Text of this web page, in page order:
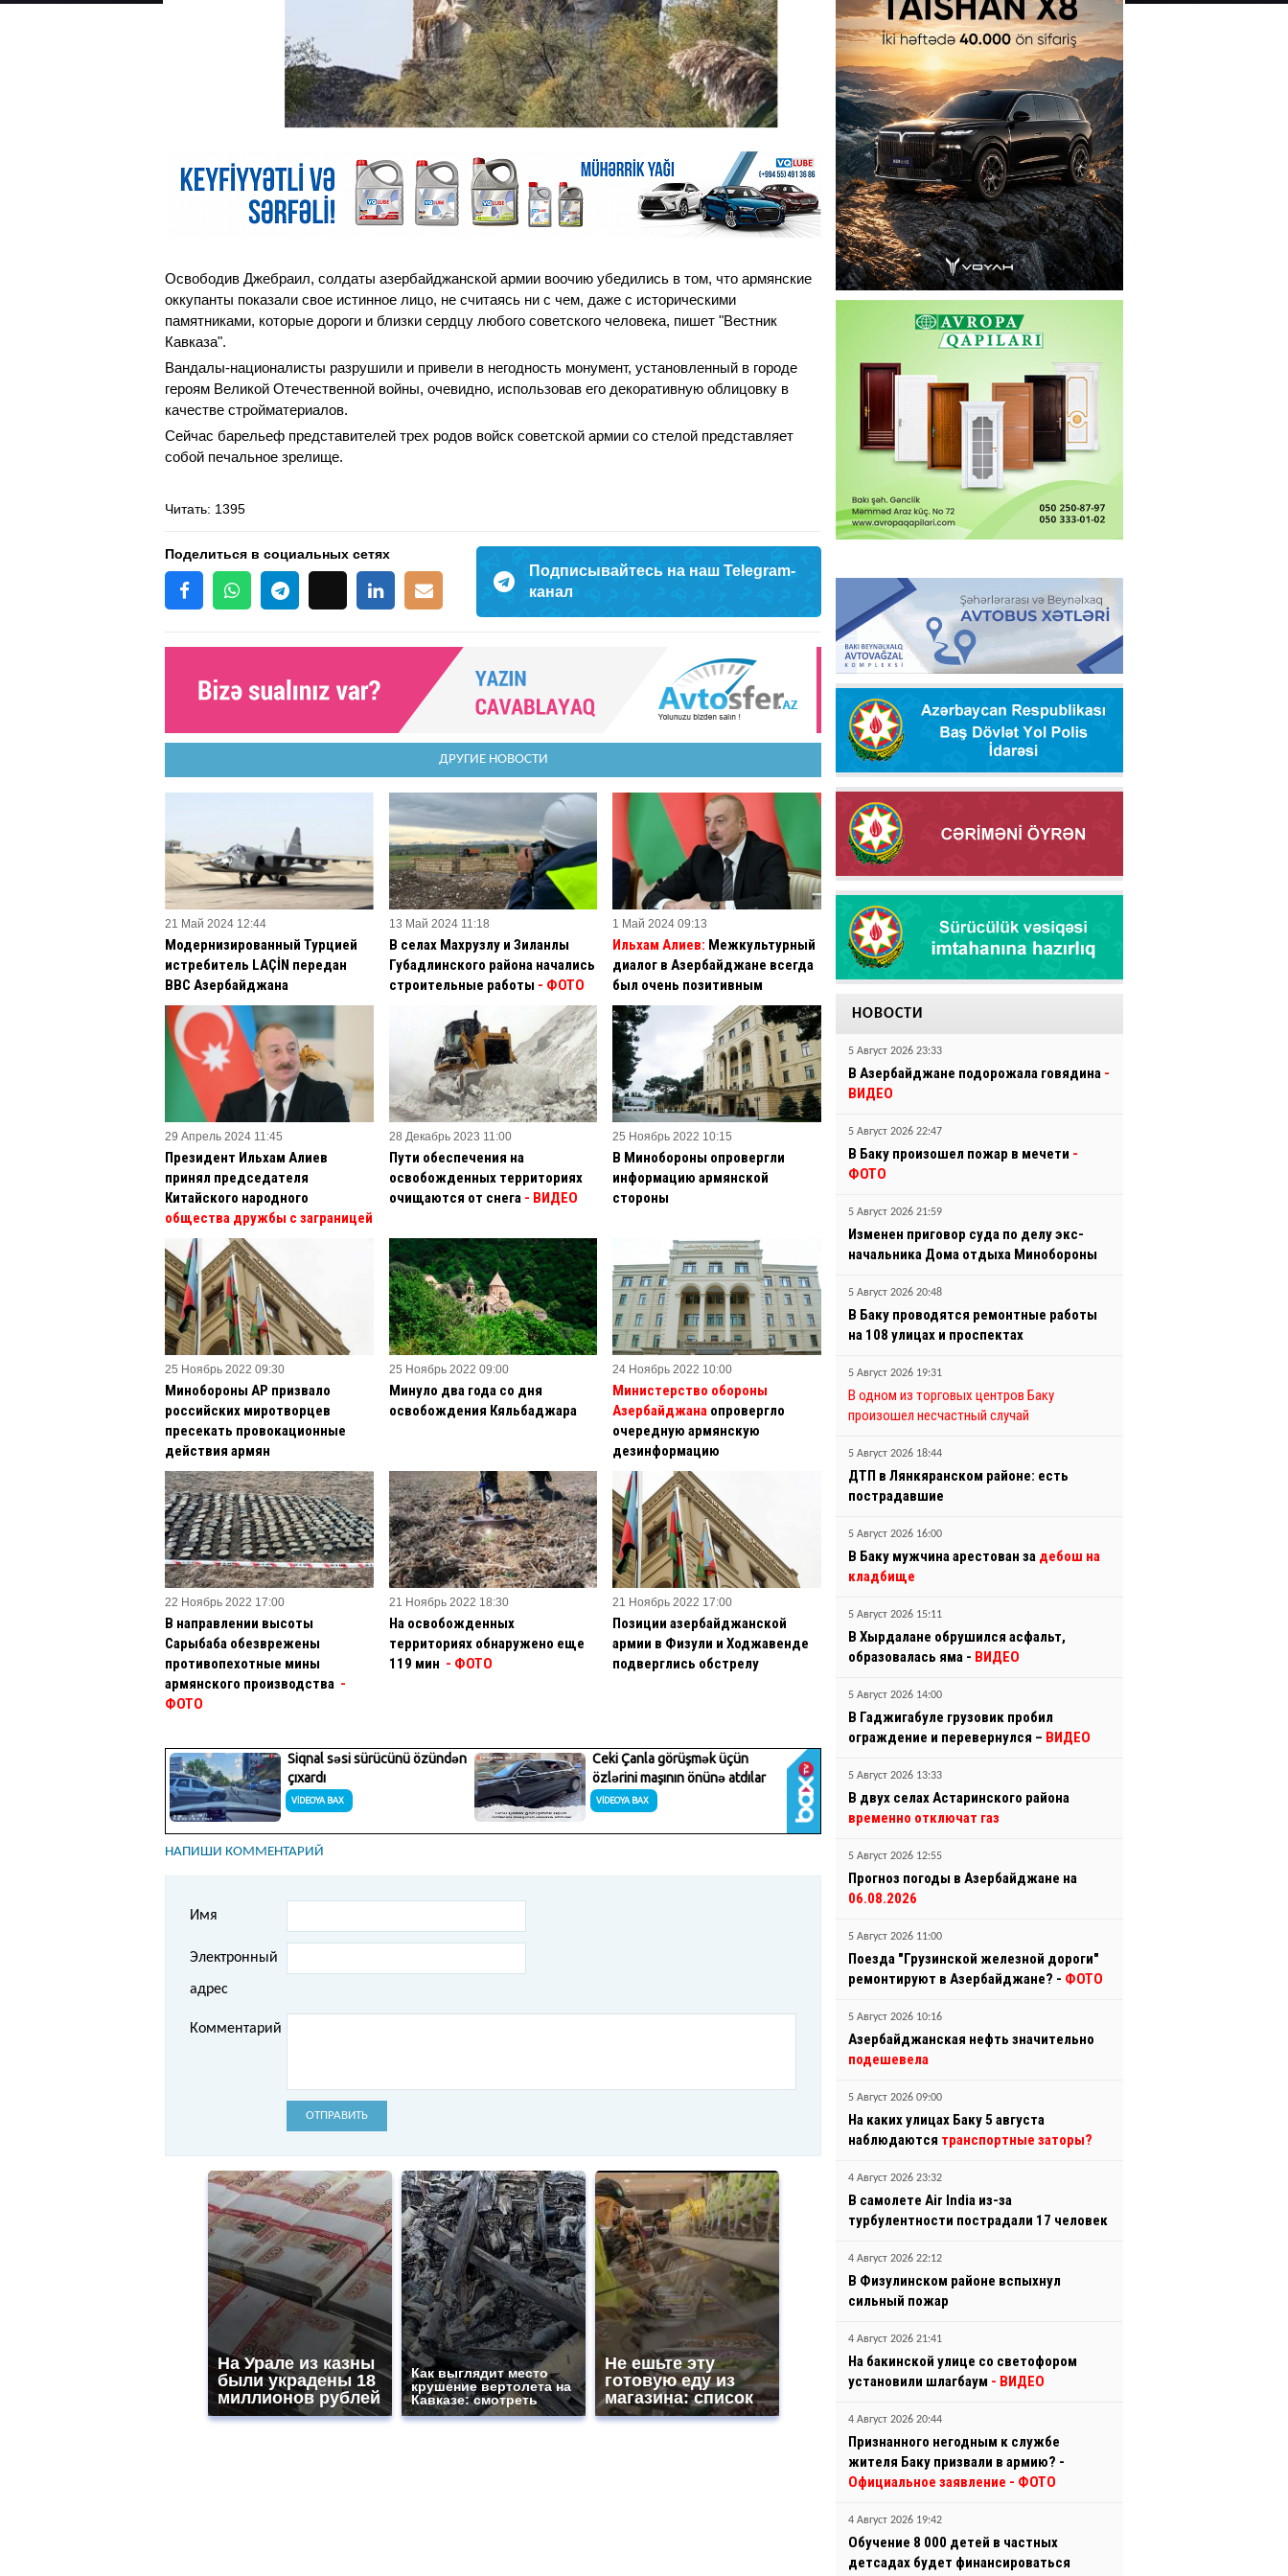
Освободив Джебраил, солдаты азербайджанской армии воочию убедились в том, что армянские
оккупанты показали свое истинное лицо, не считаясь ни с чем, даже с историческими
памятниками, которые дороги и близки сердцу любого советского человека, пишет "Вестник
Кавказа".
Вандалы-националисты разрушили и привели в негодность монумент, установленный в городе
героям Великой Отечественной войны, очевидно, использовав его декоративную облицовку в
качестве стройматериалов.
Сейчас барельеф представителей трех родов войск советской армии со стелой представляет
собой печальное зрелище.
Читать: 1395
Поделиться в социальных сетях
Подписывайтесь на наш Telegram-
канал
ДРУГИЕ НОВОСТИ
21 Май 2024 12:44
Модернизированный Турцией
истребитель LAÇİN передан
ВВС Азербайджана
13 Май 2024 11:18
В селах Махрузлу и Зиланлы
Губадлинского района начались
строительные работы - ФОТО
1 Май 2024 09:13
Ильхам Алиев: Межкультурный
диалог в Азербайджане всегда
был очень позитивным
29 Апрель 2024 11:45
Президент Ильхам Алиев
принял председателя
Китайского народного
общества дружбы с заграницей
28 Декабрь 2023 11:00
Пути обеспечения на
освобожденных территориях
очищаются от снега - ВИДЕО
25 Ноябрь 2022 10:15
В Минобороны опровергли
информацию армянской
стороны
25 Ноябрь 2022 09:30
Минобороны АР призвало
российских миротворцев
пресекать провокационные
действия армян
25 Ноябрь 2022 09:00
Минуло два года со дня
освобождения Кяльбаджара
24 Ноябрь 2022 10:00
Министерство обороны
Азербайджана опровергло
очередную армянскую
дезинформацию
22 Ноябрь 2022 17:00
В направлении высоты
Сарыбаба обезврежены
противопехотные мины
армянского производства -
ФОТО
21 Ноябрь 2022 18:30
На освобожденных
территориях обнаружено еще
119 мин - ФОТО
21 Ноябрь 2022 17:00
Позиции азербайджанской
армии в Физули и Ходжавенде
подверглись обстрелу
НАПИШИ КОММЕНТАРИЙ
Имя
Электронный
адрес
Комментарий
ОТПРАВИТЬ
На Урале из казны
были украдены 18
миллионов рублей
Как выглядит место
крушение вертолета на
Кавказе: смотреть
Не ешьте эту
готовую еду из
магазина: список
НОВОСТИ
5 Август 2026 23:33
В Азербайджане подорожала говядина -
ВИДЕО
5 Август 2026 22:47
В Баку произошел пожар в мечети -
ФОТО
5 Август 2026 21:59
Изменен приговор суда по делу экс-
начальника Дома отдыха Минобороны
5 Август 2026 20:48
В Баку проводятся ремонтные работы
на 108 улицах и проспектах
5 Август 2026 19:31
В одном из торговых центров Баку
произошел несчастный случай
5 Август 2026 18:44
ДТП в Лянкяранском районе: есть
пострадавшие
5 Август 2026 16:00
В Баку мужчина арестован за дебош на
кладбище
5 Август 2026 15:11
В Хырдалане обрушился асфальт,
образовалась яма - ВИДЕО
5 Август 2026 14:00
В Гаджигабуле грузовик пробил
ограждение и перевернулся – ВИДЕО
5 Август 2026 13:33
В двух селах Астаринского района
временно отключат газ
5 Август 2026 12:55
Прогноз погоды в Азербайджане на
06.08.2026
5 Август 2026 11:00
Поезда "Грузинской железной дороги"
ремонтируют в Азербайджане? - ФОТО
5 Август 2026 10:16
Азербайджанская нефть значительно
подешевела
5 Август 2026 09:00
На каких улицах Баку 5 августа
наблюдаются транспортные заторы?
4 Август 2026 23:32
В самолете Air India из-за
турбулентности пострадали 17 человек
4 Август 2026 22:12
В Физулинском районе вспыхнул
сильный пожар
4 Август 2026 21:41
На бакинской улице со светофором
установили шлагбаум - ВИДЕО
4 Август 2026 20:44
Признанного негодным к службе
жителя Баку призвали в армию? -
Официальное заявление - ФОТО
4 Август 2026 19:42
Обучение 8 000 детей в частных
детсадах будет финансироваться